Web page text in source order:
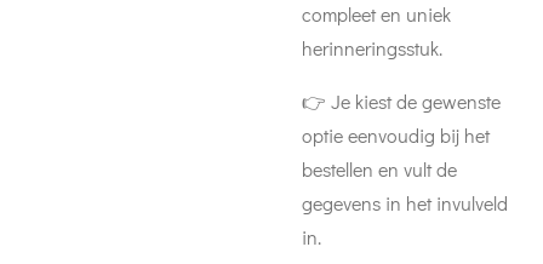
compleet en uniek
herinneringsstuk.
👉 Je kiest de gewenste
optie eenvoudig bij het
bestellen en vult de
gegevens in het invulveld
in.